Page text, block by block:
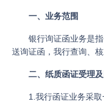
一、业务范围
银行询证函业务是
送询证函，我行查询、
二、纸质函证受理
1.我行函证业务采